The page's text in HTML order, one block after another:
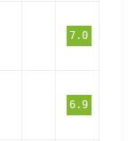
7.0
6.9